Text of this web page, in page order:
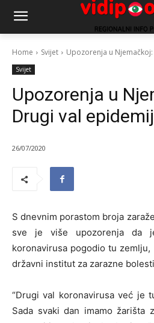
Home Svijet Upozorenja u
Svijet
Upozorenja u
Drugi val
26/07/2020
S dnevnim porastom broja
sve je više upozorenja da
koronavirusa pogodio tu
državni institut za zarazne
“Drugi val koronavirusa već je
Sada svaki dan imamo žarišta